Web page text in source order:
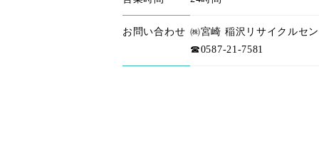
お問い合わせ ㈱宮崎 稲沢リサイクルセ
☎0587-21-7581